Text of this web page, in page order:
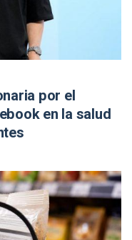
por el
en la salud